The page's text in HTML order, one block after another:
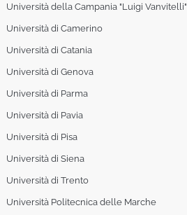
Università della Campania "Luigi Vanvitelli"
Università di Camerino
Università di Catania
Università di Genova
Università di Parma
Università di Pavia
Università di Pisa
Università di Siena
Università di Trento
Università Politecnica delle Marche